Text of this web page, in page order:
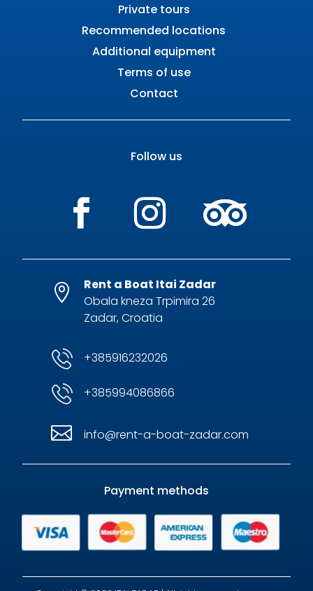
Private tours
Recommended locations
Additional equipment
Terms of use
Contact
Follow us

Rent a Boat Itai Zadar
Obala kneza Trpimira 26
Zadar, Croatia
+385916232026
+385994086866
 info@rent-a-boat-zadar.com
Payment methods